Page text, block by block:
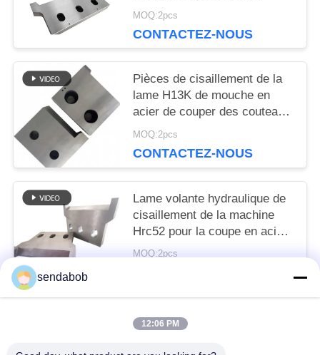
SITE
POLITIQUE
DE
CONFIDENTIALITÉ
coupant pour des Rebars
MOQ:2pcs
CONTACTEZ-NOUS
Pièces de cisaillement de la
lame H13K de mouche en
acier de couper des couteaux
de plat
MOQ:2pcs
CONTACTEZ-NOUS
Lame volante hydraulique de
cisaillement de la machine
Hrc52 pour la coupe en acier
de chute
MOQ:2pcs
Catégories populaires
sendabob
12:06 PM